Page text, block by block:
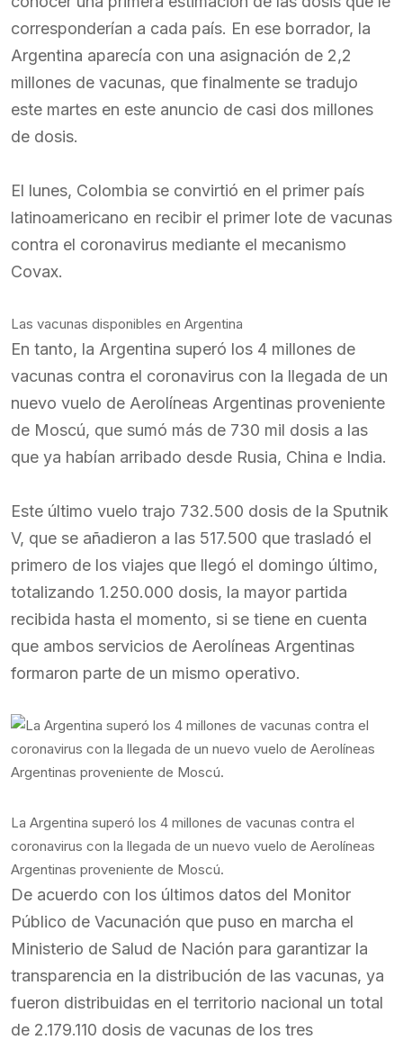
corresponderían a cada país. En ese borrador, la
Argentina aparecía con una asignación de 2,2
millones de vacunas, que finalmente se tradujo
este martes en este anuncio de casi dos millones
de dosis.
El lunes, Colombia se convirtió en el primer país
latinoamericano en recibir el primer lote de vacunas
contra el coronavirus mediante el mecanismo
Covax.
Las vacunas disponibles en Argentina
En tanto, la Argentina superó los 4 millones de
vacunas contra el coronavirus con la llegada de un
nuevo vuelo de Aerolíneas Argentinas proveniente
de Moscú, que sumó más de 730 mil dosis a las
que ya habían arribado desde Rusia, China e India.
Este último vuelo trajo 732.500 dosis de la Sputnik
V, que se añadieron a las 517.500 que trasladó el
primero de los viajes que llegó el domingo último,
totalizando 1.250.000 dosis, la mayor partida
recibida hasta el momento, si se tiene en cuenta
que ambos servicios de Aerolíneas Argentinas
formaron parte de un mismo operativo.
La Argentina superó los 4 millones de vacunas contra el
coronavirus con la llegada de un nuevo vuelo de Aerolíneas
Argentinas proveniente de Moscú.
De acuerdo con los últimos datos del Monitor
Público de Vacunación que puso en marcha el
Ministerio de Salud de Nación para garantizar la
transparencia en la distribución de las vacunas, ya
fueron distribuidas en el territorio nacional un total
de 2.179.110 dosis de vacunas de los tres